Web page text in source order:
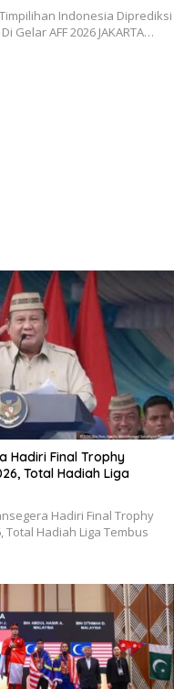
Indonesia Diprediksi
Gelar AFF 2026 JAKARTA…
Hadiri Final Trophy
Total Hadiah Liga
Hadiri Final Trophy
Total Hadiah Liga Tembus